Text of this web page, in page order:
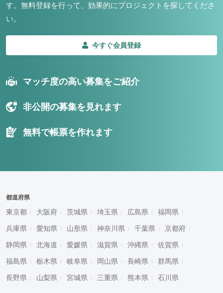
す。 無料登録を行って、効果的にプロジェクトを探してくださ
い。
今すぐ会員登録
マッチ度の高い募集をご紹介
非公開の募集を見れます
無料で帳票を作れます
都道府県
東京都 大阪府 茨城県 埼玉県 広島県 福岡県
兵庫県 愛知県 山形県 神奈川県 千葉県 京都府
静岡県 北海道 愛媛県 滋賀県 沖縄県 佐賀県
福島県 栃木県 岐阜県 岡山県 長崎県 群馬県
長野県 山梨県 宮城県 三重県 熊本県 石川県